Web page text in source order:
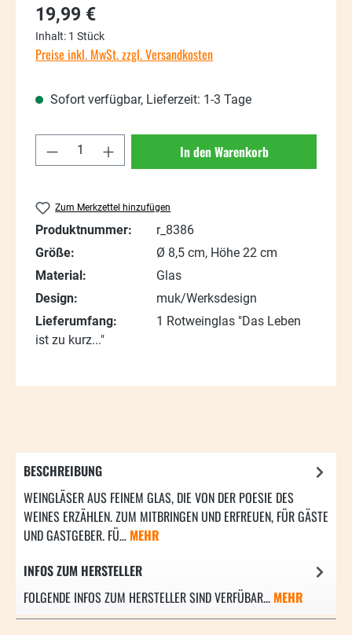
Regulärer Preis:
19,99 €
Inhalt: 1 Stück
Preise inkl. MwSt. zzgl. Versandkosten
Sofort verfügbar, Lieferzeit: 1-3 Tage
Produkt Anzahl: Gib den gewünschten
In den Warenkorb
Zum Merkzettel hinzufügen
Produktnummer:
r_8386
Größe:
Ø 8,5 cm, Höhe 22 cm
Material:
Glas
Design:
muk/Werksdesign
Lieferumfang:
1 Rotweinglas "Das Leben
ist zu kurz..."
BESCHREIBUNG
WEINGLÄSER AUS FEINEM GLAS, DIE VON DER POESIE DES
WEINES ERZÄHLEN. ZUM MITBRINGEN UND ERFREUEN, FÜR GÄSTE
UND GASTGEBER. FÜ… MEHR
INFOS ZUM HERSTELLER
FOLGENDE INFOS ZUM HERSTELLER SIND VERFÜBAR... MEHR